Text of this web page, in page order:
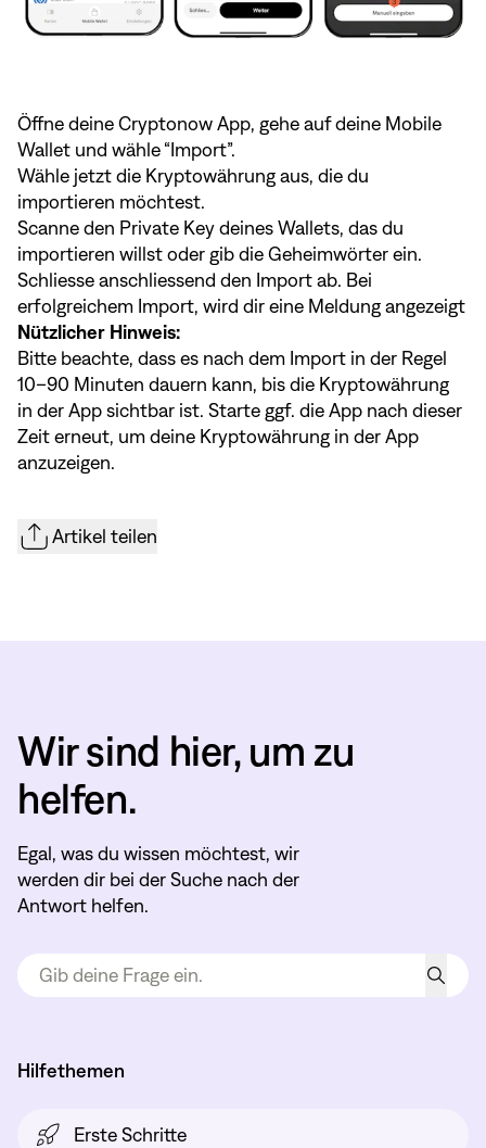
Öffne deine Cryptonow App, gehe auf deine Mobile
Wallet und wähle “Import”.
Wähle jetzt die Kryptowährung aus, die du
importieren möchtest.
Scanne den Private Key deines Wallets, das du
importieren willst oder gib die Geheimwörter ein.
Schliesse anschliessend den Import ab. Bei
erfolgreichem Import, wird dir eine Meldung angezeigt
Nützlicher Hinweis:
Bitte beachte, dass es nach dem Import in der Regel
10–90 Minuten dauern kann, bis die Kryptowährung
in der App sichtbar ist. Starte ggf. die App nach dieser
Zeit erneut, um deine Kryptowährung in der App
anzuzeigen.
Artikel teilen
Wir sind hier, um zu
helfen.
Egal, was du wissen möchtest, wir
werden dir bei der Suche nach der
Antwort helfen.
Hilfethemen
Erste Schritte